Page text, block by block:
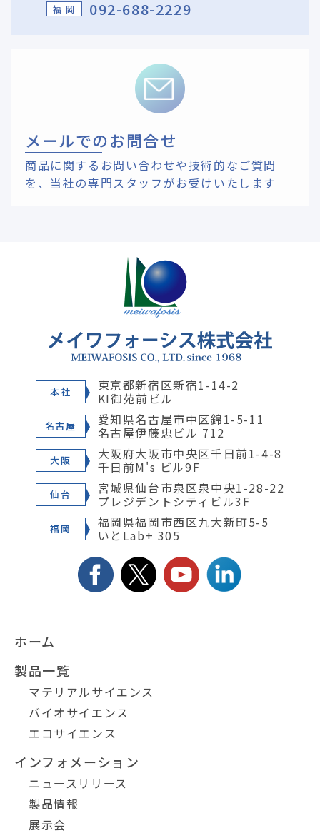
福 岡 092-688-2229
メールでのお問合せ
商品に関するお問い合わせや技術的なご質問
を、 当社の専門スタッフがお受けいたします
本社 東京都新宿区新宿1-14-2
KI御苑前ビル
名古屋 愛知県名古屋市中区錦1-5-11
名古屋伊藤忠ビル 712
大阪 大阪府大阪市中央区千日前1-4-8
千日前M's ビル9F
仙台 宮城県仙台市泉区泉中央1-28-22
プレジデントシティビル3F
福岡 福岡県福岡市西区九大新町5-5
いとLab+ 305
ホーム
製品一覧
マテリアルサイエンス
バイオサイエンス
エコサイエンス
インフォメーション
ニュースリリース
製品情報
展示会